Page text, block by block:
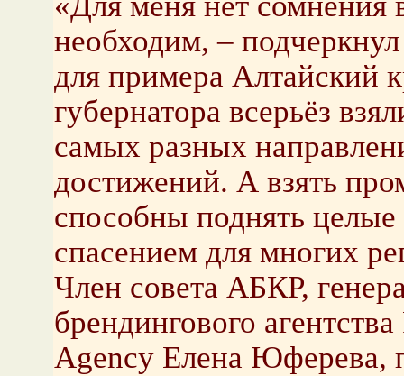
необходим, –
для примера Алтайский
губернатора всерьёз
самых разных
достижений. А взять
способны поднять целые
спасением для многих
Член совета АБКР,
брендингового
Agency Елена Юферева,